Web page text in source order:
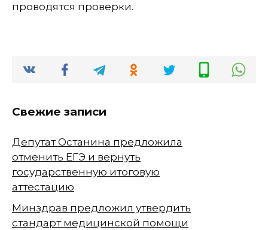
проводятся проверки.
Свежие записи
Депутат Останина предложила
отменить ЕГЭ и вернуть
государственную итоговую
аттестацию
Минздрав предложил утвердить
стандарт медицинской помощи